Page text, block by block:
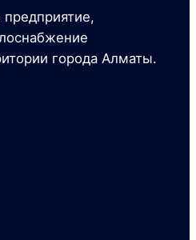
предприятие,
города Алматы.